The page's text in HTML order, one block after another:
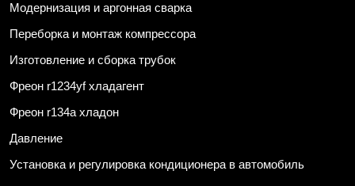
Модернизация и аргонная сварка
Переборка и монтаж компрессора
Изготовление и сборка трубок
Фреон r1234yf хладагент
Фреон r134a хладон
Давление
Установка и регулировка кондиционера в автомобиль